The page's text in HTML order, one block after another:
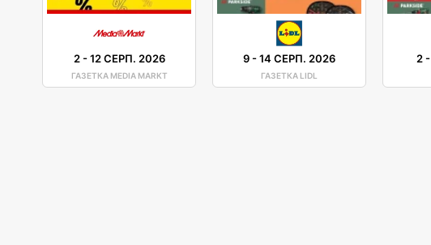
2-12 СЕРП. 2026
ГАЗЕТКА MEDIA MARKT
9-14 СЕРП. 2026
ГАЗЕТКА LIDL
2-